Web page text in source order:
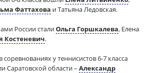
Фаттахова и Татьяна Ледовская.
России сталиОльга Горшкалева, Елена
Костеневич.
у теннисистов 6-7 класса
Саратовской области – Александр